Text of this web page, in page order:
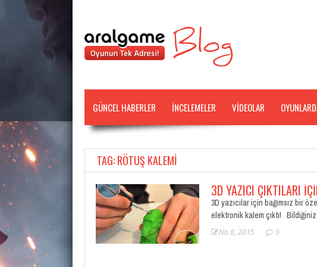
GÜNCEL HABERLER İNCELEMELER VİDEOLAR
TAG: RÖTUŞ KALEMI
3D YAZICI ÇIKTILARI
3D yazıcılar için bağımsız bir
elektronik kalem çıktı!
Nis 8, 2015 0